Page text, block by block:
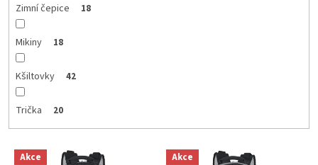
Zimní čepice 18
Mikiny 18
Kšiltovky 42
Trička 20
V Akce Akce